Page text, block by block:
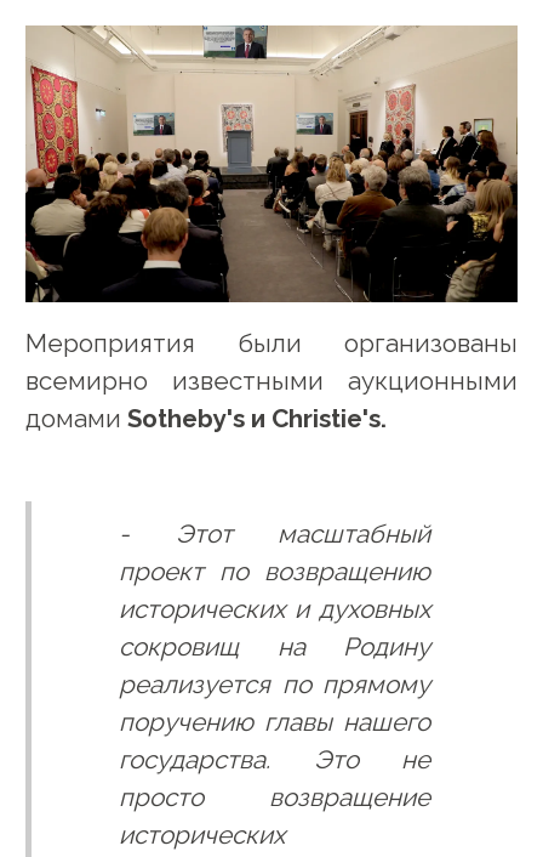
Мероприятия были организованы
всемирно известными аукционными
домами Sotheby's и Christie's.
- Этот масштабный
проект по возвращению
исторических и духовных
сокровищ на Родину
реализуется по прямому
поручению главы нашего
государства. Это не
просто возвращение
исторических